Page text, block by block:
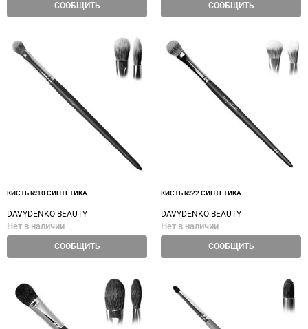
СООБЩИТЬ СООБЩИТЬ
КИСТЬ №10 СИНТЕТИКА
DAVYDENKO BEAUTY
Нет в наличии
СООБЩИТЬ
КИСТЬ №22 СИНТЕТИКА
DAVYDENKO BEAUTY
Нет в наличии
СООБЩИТЬ